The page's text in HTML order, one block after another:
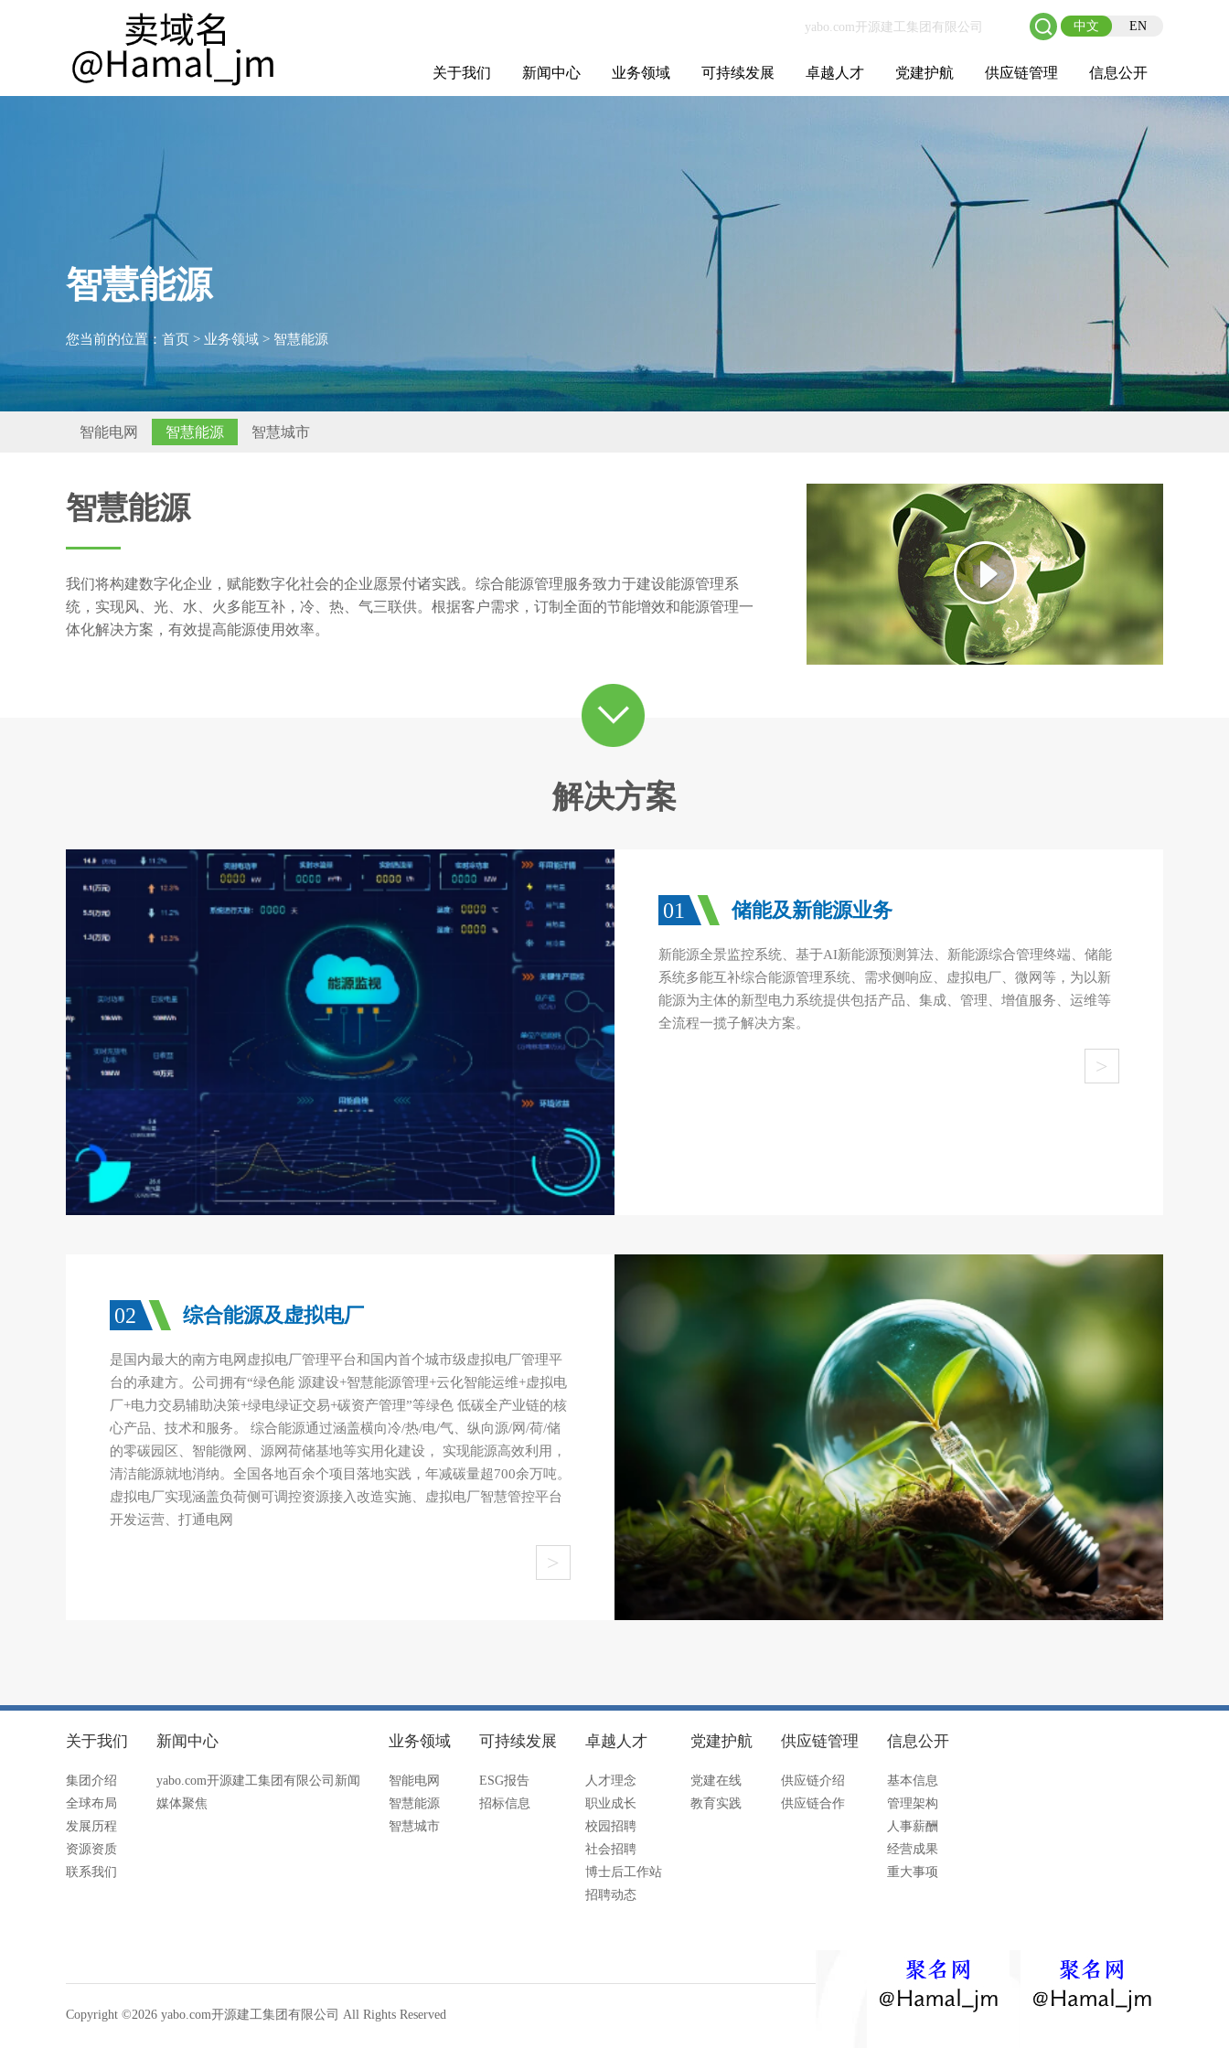
中文 EN
关于我们 新闻中心 业务领域 可持续发展 卓越人才 党建护航 供应链管理 信息公开
智慧能源
您当前的位置： 首页 > 业务领域 > 智慧能源
智能电网 智慧能源 智慧城市
智慧能源
我们将构建数字化企业，赋能数字化社会的企业愿景付诸实践。综合能源管理服务致力于建设能源管理系
统，实现风、光、水、火多能互补，冷、热、气三联供。根据客户需求，订制全面的节能增效和能源管理一
体化解决方案，有效提高能源使用效率。
解决方案
01 储能及新能源业务
新能源全景监控系统、基于AI新能源预测算法、新能源综合管理终端、储能
系统多能互补综合能源管理系统、需求侧响应、虚拟电厂、微网等，为以新
能源为主体的新型电力系统提供包括产品、集成、管理、增值服务、运维等
全流程一揽子解决方案。
>
02 综合能源及虚拟电厂
是国内最大的南方电网虚拟电厂管理平台和国内首个城市级虚拟电厂管理平
台的承建方。公司拥有“绿色能 源建设+智慧能源管理+云化智能运维+虚拟电
厂+电力交易辅助决策+绿电绿证交易+碳资产管理”等绿色 低碳全产业链的核
心产品、技术和服务。 综合能源通过涵盖横向冷/热/电/气、纵向源/网/荷/储
的零碳园区、智能微网、源网荷储基地等实用化建设， 实现能源高效利用，
清洁能源就地消纳。全国各地百余个项目落地实践，年减碳量超700余万吨。
虚拟电厂实现涵盖负荷侧可调控资源接入改造实施、虚拟电厂智慧管控平台
开发运营、打通电网
>
关于我们
集团介绍
全球布局
发展历程
资源资质
联系我们
新闻中心
yabo.com开源建工集团有限公司新闻
媒体聚焦
业务领域
智能电网
智慧能源
智慧城市
可持续发展
ESG报告
招标信息
卓越人才
人才理念
职业成长
校园招聘
社会招聘
博士后工作站
招聘动态
党建护航
党建在线
教育实践
供应链管理
供应链介绍
供应链合作
信息公开
基本信息
管理架构
人事薪酬
经营成果
重大事项
Copyright ©2026 yabo.com开源建工集团有限公司 All Rights Reserved